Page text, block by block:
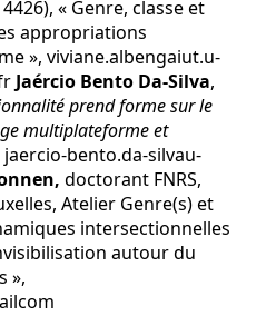
« Genre, classe et
appropriations
», viviane.albengaiut.u-
Jaércio Bento Da-Silva,
prend forme sur le
multiplateforme et
jaercio-bento.da-silvau-
doctorant FNRS,
Atelier Genre(s) et
intersectionnelles
autour du
»,
com